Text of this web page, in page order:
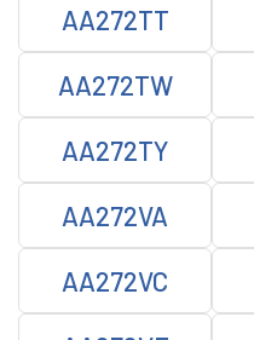
AA272TT
AA272TW
AA272TY
AA272VA
AA272VC